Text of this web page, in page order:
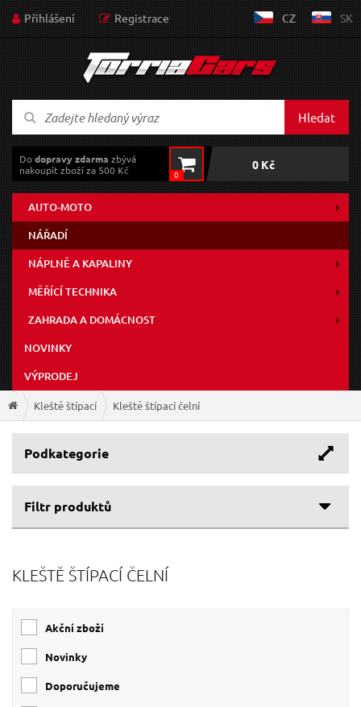
Přihlášení Registrace CZ SK
Hledat
Dodopravy zdarma zbývá
nakoupit zboží za 500 Kč
0
0 Kč
AUTO-MOTO
NÁŘADÍ
NÁPLNĚ A KAPALINY
MĚŘÍCÍ TECHNIKA
ZAHRADA A DOMÁCNOST
NOVINKY
VÝPRODEJ
Kleště štípací Kleště štípací čelní
Podkategorie
Filtr produktů
Výrobce
GEKO(1)
KLEŠTĚ ŠTÍPACÍ ČELNÍ
Akční zboží
Novinky
Doporučujeme